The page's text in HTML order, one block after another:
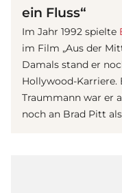
ein Fluss“
Im Jahr 1992 spielte
im Film „Aus der
Damals stand er
Hollywood-
Traummann war er
noch an Brad Pitt